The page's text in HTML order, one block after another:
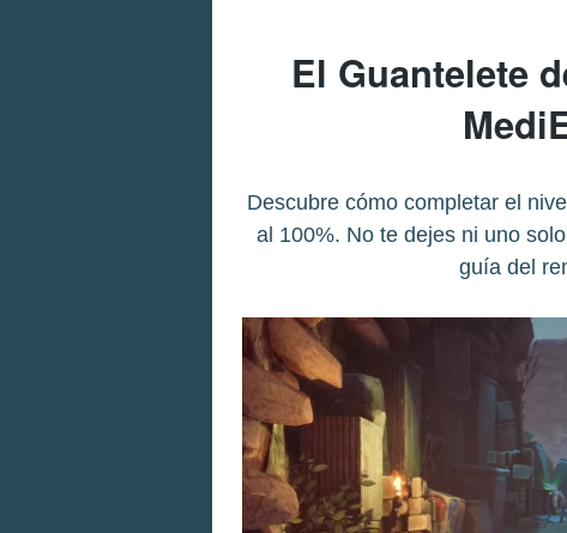
El Guantelete
Descubre cómo completar el
al 100%. No te dejes ni uno
guía del